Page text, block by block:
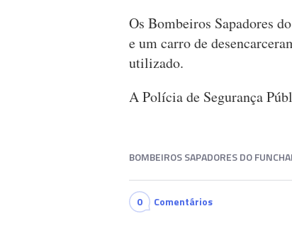
Os Bombeiros Sapadores
e um carro de
utilizado.
A Polícia de Segurança
BOMBEIROS SAPADORES DO
0 Comentários